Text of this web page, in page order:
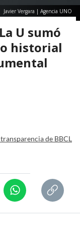
Javier Vergara | Agencia UNO
U sumó
historial
de BBCL